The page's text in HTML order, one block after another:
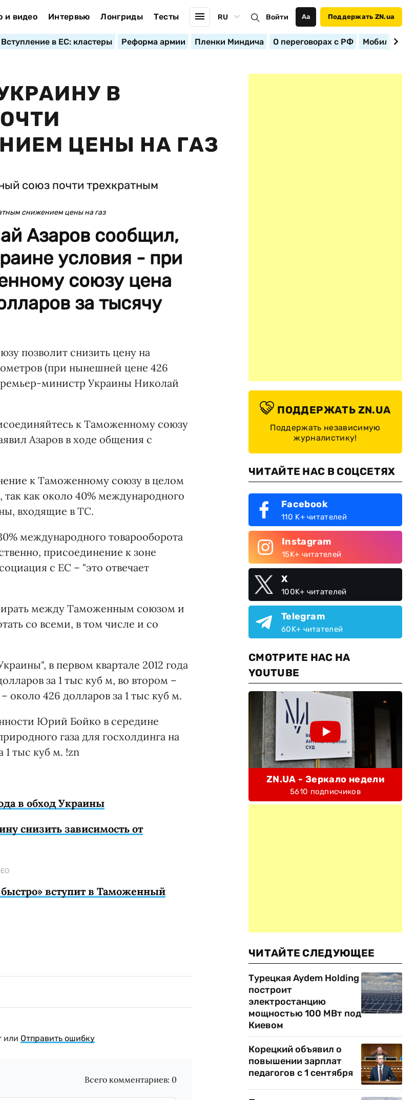
и видео Интервью Лонгриды Тесты RU Войти Аа Поддержать ZN.ua
Вступление в ЕС: кластеры Реформа армии Пленки Миндича О переговорах с РФ
В
ЦЕНЫ НА ГАЗ
снижением цены на газ
Азаров сообщил,
условия - при
союзу цена
за тысячу
позволит снизить цену на
(при нынешней цене 426
министр Украины Николай
к Таможенному союзу
Азаров в ходе общения с
к Таможенному союзу в целом
как около 40% международного
входящие в ТС.
международного товарооборота
присоединение к зоне
с ЕС – "это отвечает
между Таможенным союзом и
со всеми, в том числе и со
в первом квартале 2012 года
за 1 тыс куб м, во втором –
около 426 долларов за 1 тыс куб м.
Юрий Бойко в середине
газа для госхолдинга на
1 тыс куб м. !zn
в обход Украины
снизить зависимость от
быстро» вступит в Таможенный
или Отправить ошибку
Всего комментариев: 0
ПОДДЕРЖАТЬ ZN.UA
Поддержать независимую
журналистику!
ЧИТАЙТЕ НАС В СОЦСЕТЯХ
Facebook
110 K+ читателей
Instagram
15K+ читателей
X
100K+ читателей
Telegram
60K+ читателей
СМОТРИТЕ НАС НА
YOUTUBE
ZN.UA - Зеркало недели
5610 подписчиков
ЧИТАЙТЕ СЛЕДУЮЩЕЕ
Турецкая Aydem Holding
построит
электростанцию
мощностью 100 МВт под
Киевом
Корецкий объявил о
повышении зарплат
педагогов с 1 сентября